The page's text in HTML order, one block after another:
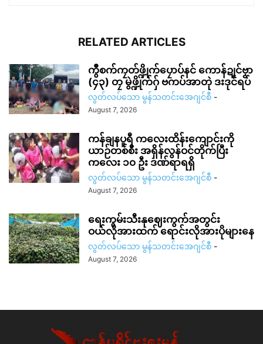
RELATED ARTICLES
ကွဳစက်ကၠတ်ဖ္ဍိုက်ပၠောပ်နင် ကောန်ဍုင်ဗၟာ
(၄၃) တၠ မွဲဖ္ဍိုက်ဂှ် ဗကပ်အာတုဲ ဒးဒုင်ရပ်
လွတ်လပ်သော မွန်သတင်းအေဂျင်စီ -
August 7, 2026
ကန်ချနပူရီ ကလေးထိန်းကျောင်းကို
ယာဉ်တစ်စီး အရှိန်လွန်ဝင်တိုက်ပြီး
ကလေး ၁၀ ဦး ဒဏ်ရာရရှိ
လွတ်လပ်သော မွန်သတင်းအေဂျင်စီ -
August 7, 2026
ရေးကွမ်းသီးနုဈေးကွက်အတွင်း
ဝယ်လိုအားထက် ရောင်းလိုအားပိုများနေ
လွတ်လပ်သော မွန်သတင်းအေဂျင်စီ -
August 7, 2026